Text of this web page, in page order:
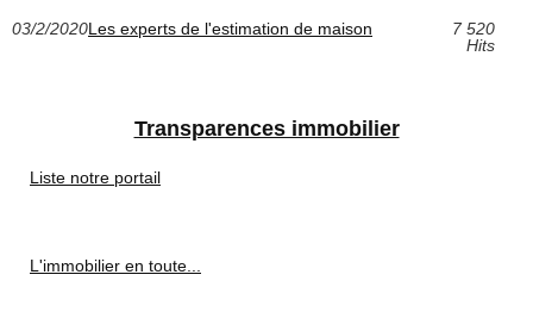
03/2/2020Les experts de l'estimation de maison
7 520
Hits
Transparences immobilier
Liste notre portail
L'immobilier en toute...